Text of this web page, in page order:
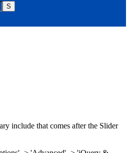
S
include that comes after the Slider